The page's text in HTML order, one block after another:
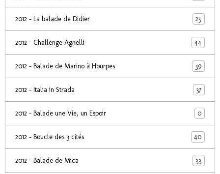
2012 - La balade de Didier 25
2012 - Challenge Agnelli 44
2012 - Balade de Marino à Hourpes 39
2012 - Italia in Strada 37
2012 - Balade une Vie, un Espoir 0
2012 - Boucle des 3 cités 40
2012 - Balade de Mica 33